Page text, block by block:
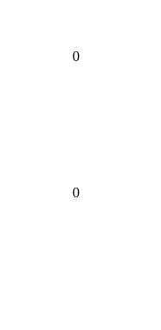
0
0